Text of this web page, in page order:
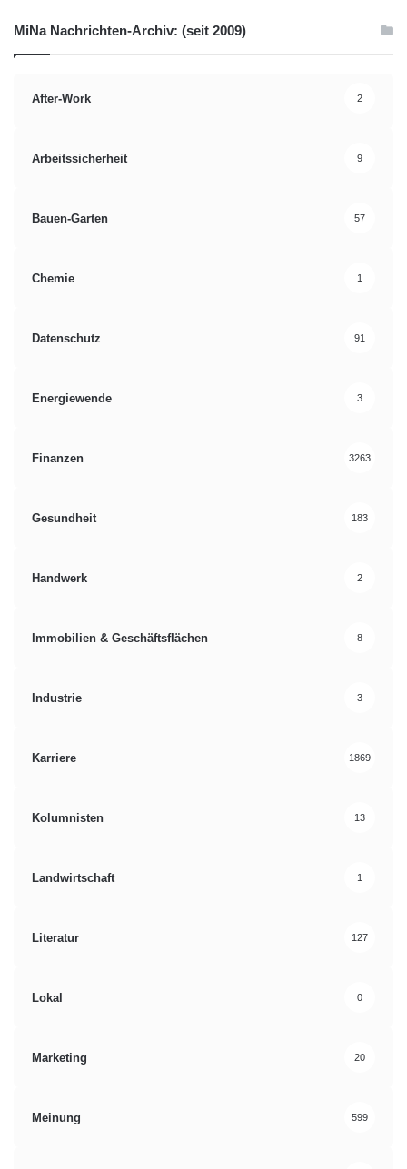
MiNa Nachrichten-Archiv: (seit 2009)
After-Work 2
Arbeitssicherheit 9
Bauen-Garten 57
Chemie 1
Datenschutz 91
Energiewende 3
Finanzen 3263
Gesundheit 183
Handwerk 2
Immobilien & Geschäftsflächen 8
Industrie 3
Karriere 1869
Kolumnisten 13
Landwirtschaft 1
Literatur 127
Lokal 0
Marketing 20
Meinung 599